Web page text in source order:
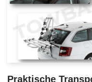
Praktische